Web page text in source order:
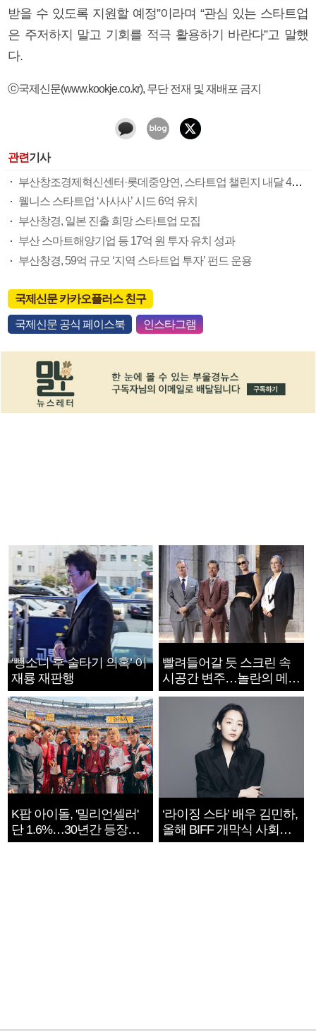
받을 수 있도록 지원할 예정”이라며 “관심 있는 스타트업
은 주저하지 말고 기회를 적극 활용하기 바란다”고 말했
다.
ⓒ국제신문(www.kookje.co.kr), 무단 전재 및 재배포 금지
관련기사
부산창조경제혁신센터·롯데중앙연, 스타트업 챌린지 내달 4일까지 모집
웰니스 스타트업 ‘사사사’ 시드 6억 유치
부산창경, 일본 진출 희망 스타트업 모집
부산 스마트해양기업 등 17억 원 투자 유치 성과
부산창경, 59억 규모 ‘지역 스타트업 투자’ 펀드 운용
국제신문 카카오플러스 친구
국제신문 공식 페이스북 인스타그램
‘뺑소니 후 술타기 의혹’ 이
재룡 재판행
빨려들어갈 듯 스크린 속
시공간 변주…놀란의 메시
지는 ‘전쟁 속죄’
K팝 아이돌, '밀리언셀러'
단 1.6%…30년간 등장
1182개팀 전수조사
‘라이징 스타’ 배우 김민하,
올해 BIFF 개막식 사회자
확정